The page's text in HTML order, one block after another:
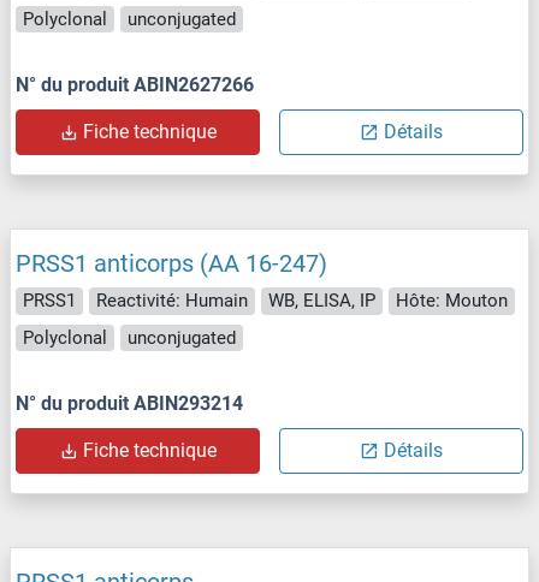
Polyclonal
unconjugated
N° du produit ABIN2627266
Fiche technique Détails
PRSS1 anticorps (AA 16-247)
PRSS1 Reactivité: Humain WB, ELISA, IP
Hôte: Mouton
Polyclonal
unconjugated
N° du produit ABIN293214
Fiche technique Détails